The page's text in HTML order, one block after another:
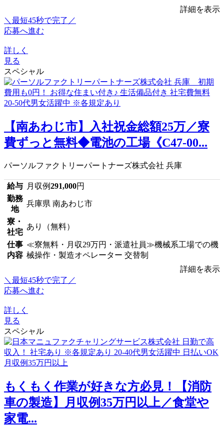
詳細を表示
＼最短45秒で完了／
応募へ進む
詳しく
見る
スペシャル
【南あわじ市】入社祝金総額25万／寮
費ずっと無料◆電池の工場《C47-00...
パーソルファクトリーパートナーズ株式会社 兵庫
給与 月収例291,000円
勤務
地
兵庫県 南あわじ市
寮・
社宅
あり（無料）
仕事
内容
≪寮無料・月収29万円・派遣社員≫機械系工場での機
械操作・製造オペレーター 交替制
詳細を表示
＼最短45秒で完了／
応募へ進む
詳しく
見る
スペシャル
もくもく作業が好きな方必見！【消防
車の製造】月収例35万円以上／食堂や
家電...